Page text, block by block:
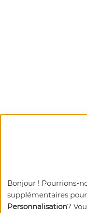
Bonjour ! Pourrions-
supplémentaires pour
Personnalisation?